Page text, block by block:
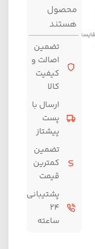
محصول
هستند
تضمین
اصالت و
کیفیت
کالا
ارسال با
پست
پیشتاز
تضمین
کمترین
قیمت
پشتیبانی
۲۴
ساعته